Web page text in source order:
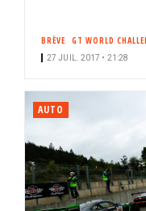
BRÈVE GT WORLD
27 JUIL. 2017 • 21:28
AUTO